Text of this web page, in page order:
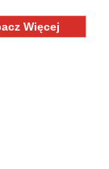
Więcej